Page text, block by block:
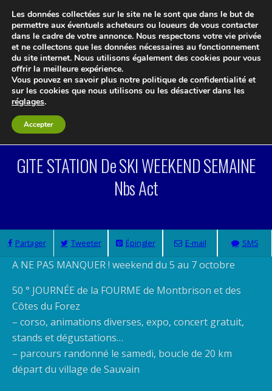
Le blog 3d-immo-visites
GITE STATION De SKI WEEKEND SEMAINE
Nbs Act
Partager Tweeter Épingler E-mail SMS
A NE PAS MANQUER ! weekend du 5 au 7 octobre
50 ° JOURNÉE de la FOURME de Montbrison et des
Côtes du Forez
– corso, animations diverses, expo, concert gratuit,
stands et dégustations…
– parcours randonné le samedi, boucle de 20 km
départ du village de Sauvain
Les données collectées sur le site ne le sont que dans le but de
permettre aux éventuels acheteurs ou loueurs de vous contacter
dans le cadre de votre annonce. Nous respectons votre vie privée
et ne collectons que les données nécessaires au fonctionnement
du site internet. Nous utilisons également des cookies pour vous
offrir la meilleure expérience.
Vous pouvez en savoir plus notre politique de confidentialité et
sur les cookies que nous utilisons ou les désactiver dans les
réglages.
Accepter